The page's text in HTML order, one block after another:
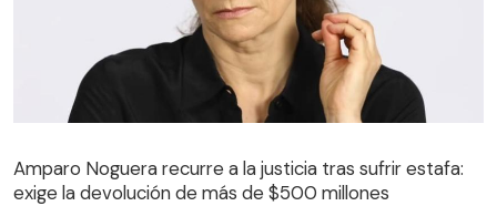
exige la devolución de más de $500 millones
Amparo Noguera recurre a la justicia tras sufrir estafa:
exige la devolución de más de $500 millones